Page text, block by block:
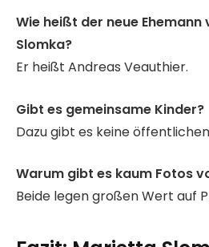
Wie heißt der neue
Slomka?
Er heißt Andreas Veauthier.
Gibt es gemeinsame Kinder?
Dazu gibt es keine
Warum gibt es kaum Fotos
Beide legen großen Wert auf